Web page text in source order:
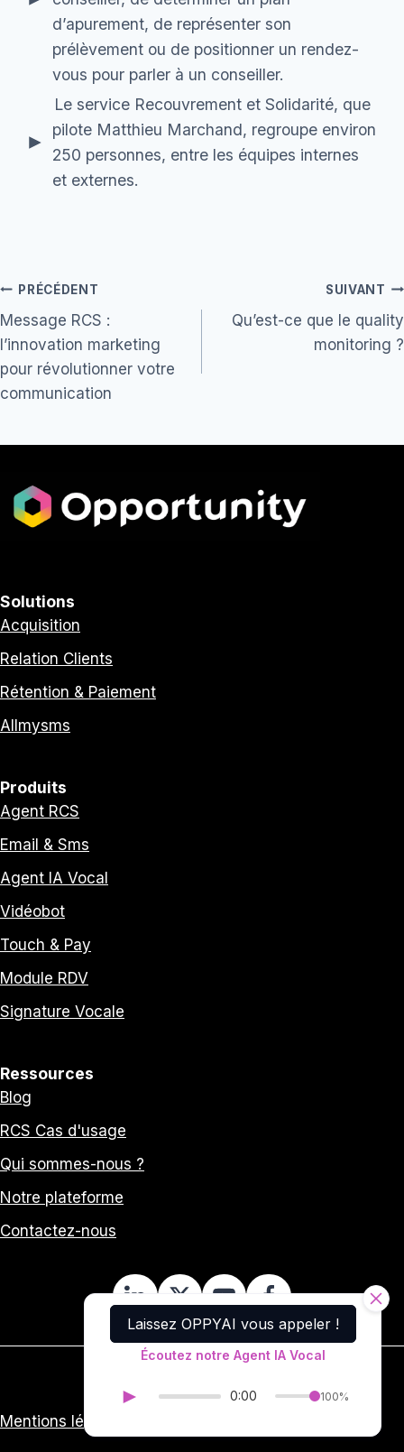
d’apurement, de représenter son
prélèvement ou de positionner un rendez-
vous pour parler à un conseiller.
Le service Recouvrement et Solidarité, que
pilote Matthieu Marchand, regroupe environ
250 personnes, entre les équipes internes
et externes.
Navigation
de
l’article
PRÉCÉDENT
Message RCS :
l’innovation marketing
pour révolutionner votre
communication
SUIVANT
Qu’est-ce que le quality
monitoring ?
Solutions
Acquisition
Relation Clients
Rétention & Paiement
Allmysms
Produits
Agent RCS
Email & Sms
Agent IA Vocal
Vidéobot
Touch & Pay
Module RDV
Signature Vocale
Ressources
Blog
RCS Cas d'usage
Qui sommes-nous ?
Notre plateforme
Contactez-nous
Mentions légales
Laissez OPPYAI vous appeler !
Écoutez notre Agent IA Vocal
► 0:00 100%